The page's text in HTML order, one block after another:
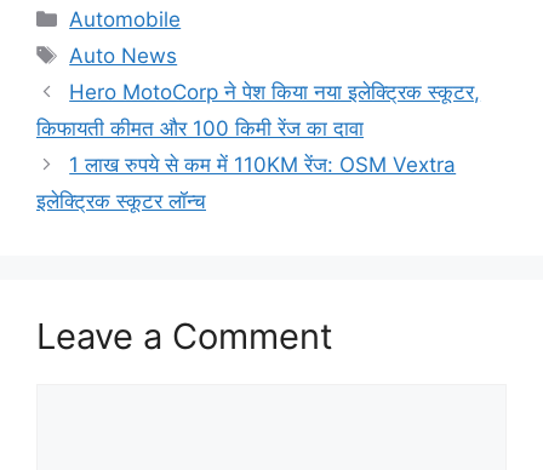
Categories
Automobile
Tags
Auto News
Hero MotoCorp ने पेश किया नया इलेक्ट्रिक स्कूटर,
किफायती कीमत और 100 किमी रेंज का दावा
1 लाख रुपये से कम में 110KM रेंज: OSM Vextra
इलेक्ट्रिक स्कूटर लॉन्च
Leave a Comment